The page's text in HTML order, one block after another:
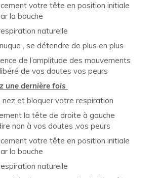
votre tête en position initiale
la bouche
naturelle
, se détendre de plus en plus
de l’amplitude des mouvements
de vos doutes vos peurs
une dernière fois
nez et bloquer votre respiration
la tête de droite à gauche
non à vos doutes ,vos peurs
votre tête en position initiale
la bouche
naturelle